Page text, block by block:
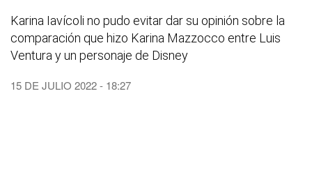
Karina Iavícoli no pudo evitar dar su opinión sobre la
comparación que hizo Karina Mazzocco entre Luis
Ventura y un personaje de Disney
15 DE JULIO 2022 - 18:27